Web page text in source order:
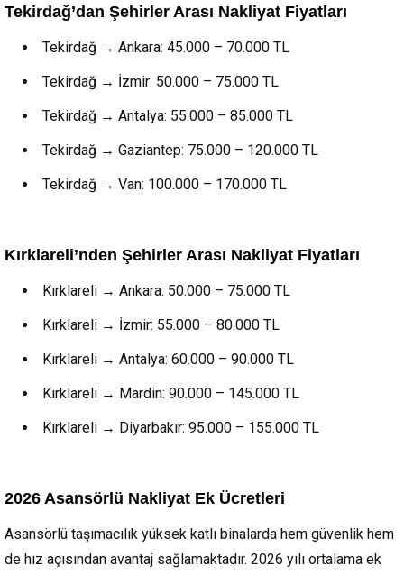
Tekirdağ’dan Şehirler Arası Nakliyat Fiyatları
Tekirdağ → Ankara: 45.000 – 70.000 TL
Tekirdağ → İzmir: 50.000 – 75.000 TL
Tekirdağ → Antalya: 55.000 – 85.000 TL
Tekirdağ → Gaziantep: 75.000 – 120.000 TL
Tekirdağ → Van: 100.000 – 170.000 TL
Kırklareli’nden Şehirler Arası Nakliyat Fiyatları
Kırklareli → Ankara: 50.000 – 75.000 TL
Kırklareli → İzmir: 55.000 – 80.000 TL
Kırklareli → Antalya: 60.000 – 90.000 TL
Kırklareli → Mardin: 90.000 – 145.000 TL
Kırklareli → Diyarbakır: 95.000 – 155.000 TL
2026 Asansörlü Nakliyat Ek Ücretleri
Asansörlü taşımacılık yüksek katlı binalarda hem güvenlik hem
de hız açısından avantaj sağlamaktadır. 2026 yılı ortalama ek